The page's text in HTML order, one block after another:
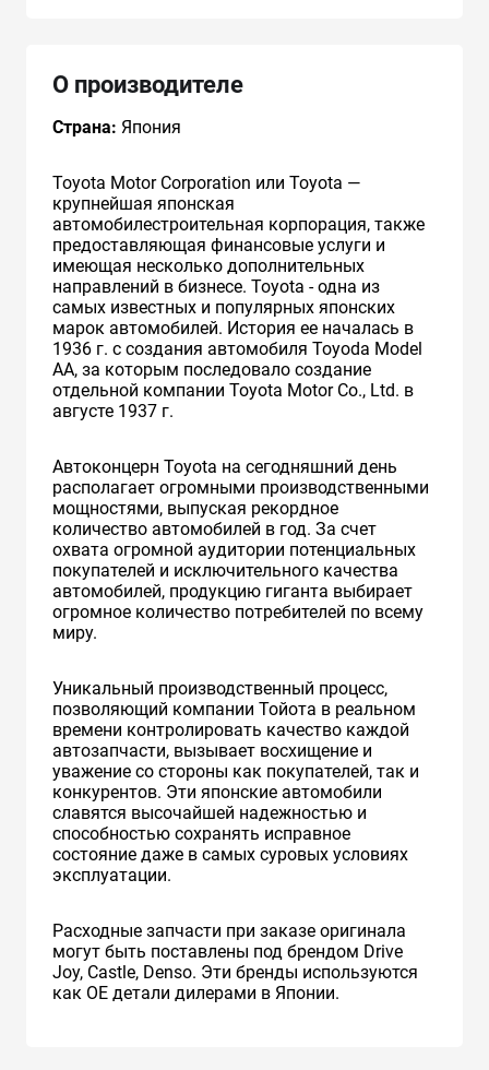
О производителе
Страна: Япония
Toyota Motor Corporation или Toyota —
крупнейшая японская
автомобилестроительная корпорация, также
предоставляющая финансовые услуги и
имеющая несколько дополнительных
направлений в бизнесе. Toyota - одна из
самых известных и популярных японских
марок автомобилей. История ее началась в
1936 г. с создания автомобиля Toyoda Model
AA, за которым последовало создание
отдельной компании Toyota Motor Co., Ltd. в
августе 1937 г.
Автоконцерн Toyota на сегодняшний день
располагает огромными производственными
мощностями, выпуская рекордное
количество автомобилей в год. За счет
охвата огромной аудитории потенциальных
покупателей и исключительного качества
автомобилей, продукцию гиганта выбирает
огромное количество потребителей по всему
миру.
Уникальный производственный процесс,
позволяющий компании Тойота в реальном
времени контролировать качество каждой
автозапчасти, вызывает восхищение и
уважение со стороны как покупателей, так и
конкурентов. Эти японские автомобили
славятся высочайшей надежностью и
способностью сохранять исправное
состояние даже в самых суровых условиях
эксплуатации.
Расходные запчасти при заказе оригинала
могут быть поставлены под брендом Drive
Joy, Castle, Denso. Эти бренды используются
как ОЕ детали дилерами в Японии.